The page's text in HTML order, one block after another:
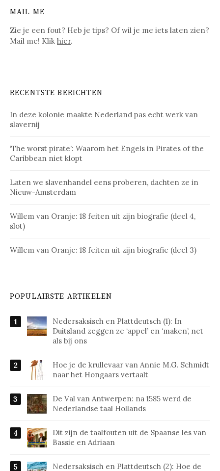
MAIL ME
Zie je een fout? Heb je tips? Of wil je me iets laten zien?
Mail me! Klik hier.
RECENTSTE BERICHTEN
In deze kolonie maakte Nederland pas echt werk van
slavernij
‘The worst pirate’: Waarom het Engels in Pirates of the
Caribbean niet klopt
Laten we slavenhandel eens proberen, dachten ze in
Nieuw-Amsterdam
Willem van Oranje: 18 feiten uit zijn biografie (deel 4,
slot)
Willem van Oranje: 18 feiten uit zijn biografie (deel 3)
POPULAIRSTE ARTIKELEN
Nedersaksisch en Plattdeutsch (1): In
Duitsland zeggen ze ‘appel’ en ‘maken’, net
als bij ons
Hoe je de krullevaar van Annie M.G. Schmidt
naar het Hongaars vertaalt
De Val van Antwerpen: na 1585 werd de
Nederlandse taal Hollands
Dit zijn de taalfouten uit de Spaanse les van
Bassie en Adriaan
Nedersaksisch en Plattdeutsch (2): Hoe de